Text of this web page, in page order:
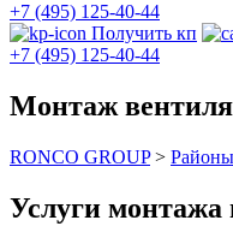
+7 (495) 125-40-44
Получить кп
+7 (495) 125-40-44
Монтаж
RONCO GROUP> Районы
Услуги монтажа